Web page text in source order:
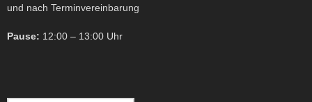
und nach Terminvereinbarung
Pause: 12:00 – 13:00 Uhr